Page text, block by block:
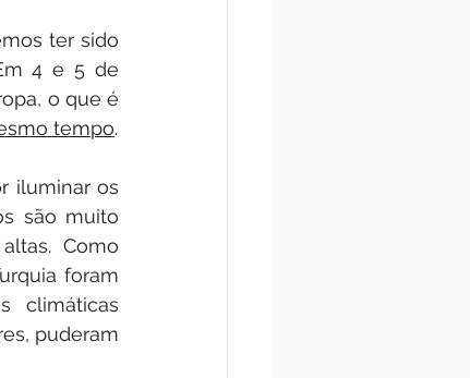
ter sido
4 e 5 de
o que é
tempo.
iluminar os
são muito
Como
foram
climáticas
puderam